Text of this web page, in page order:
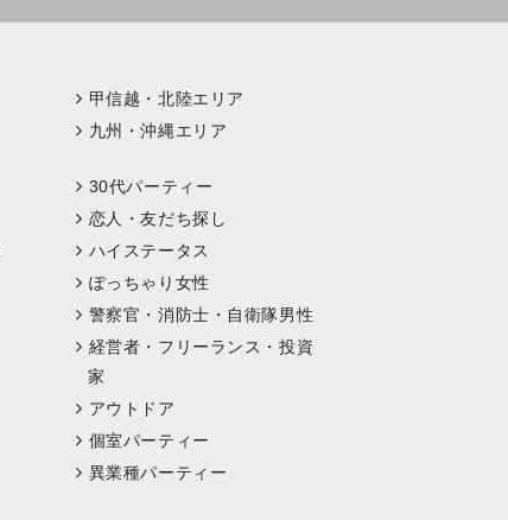
甲信越・北陸エリア
九州・沖縄エリア
30代パーティー
恋人・友だち探し
ハイステータス
ぽっちゃり女性
警察官・消防士・自衛隊男性
経営者・フリーランス・投資
家
アウトドア
個室パーティー
異業種パーティー